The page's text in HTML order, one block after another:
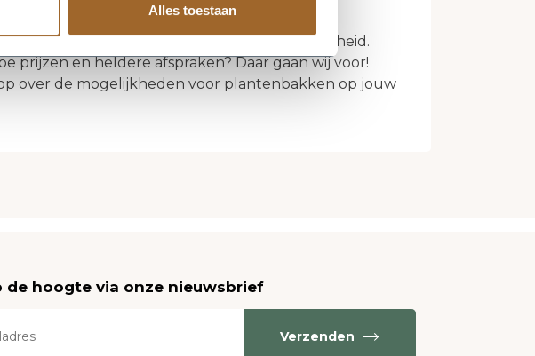
Alles toestaan
daar gaan wij voor!
van groen, wij houden ook van duidelijkheid.
prijzen en heldere afspraken? Daar gaan wij voor!
over de mogelijkheden voor plantenbakken op jouw
de hoogte via onze nieuwsbrief
Verzenden